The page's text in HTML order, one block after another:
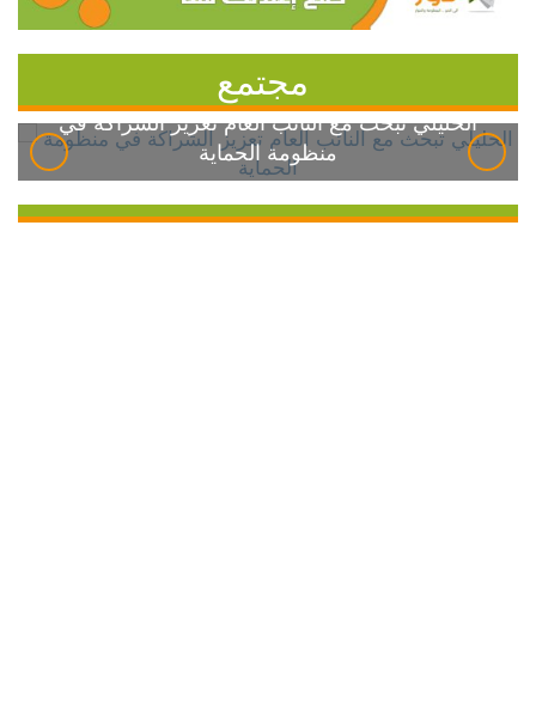
مجتمع
الخليلي تبحث مع النائب العام تعزيز الشراكة في
منظومة الحماية